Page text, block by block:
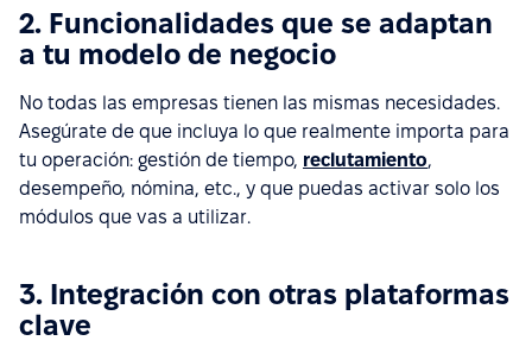
2. Funcionalidades que se adaptan
a tu modelo de negocio
No todas las empresas tienen las mismas necesidades.
Asegúrate de que incluya lo que realmente importa para
tu operación: gestión de tiempo, reclutamiento,
desempeño, nómina, etc., y que puedas activar solo los
módulos que vas a utilizar.
3. Integración con otras plataformas
clave